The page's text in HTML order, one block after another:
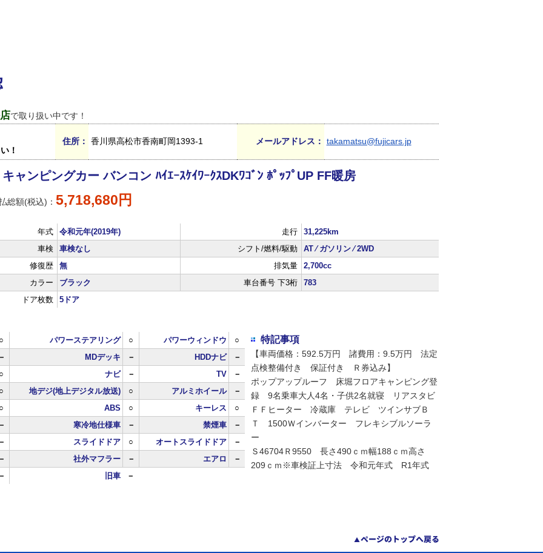
で取り扱い中です！
！
住所： 香川県高松市香南町岡1393-1 メールアドレス： takamatsu@fujicars.jp
キャンピングカー バンコン ﾊｲｴｰｽｹｲﾜｰｸｽDKﾜｺﾞﾝ ﾎﾟｯﾌﾟUP FF暖房
総額(税込)： 5,718,680円
年式 令和元年(2019年) 走行
31,225km
車検
車検なし シフト/燃料/駆動
AT ⁄ ガソリン ⁄ 2WD
修復歴
無 排気量
2,700cc
カラー
ブラック 車台番号 下3桁
783
ドア枚数
5ドア
○ パワーステアリング ○ パワーウィンドウ
○
－ MDデッキ － HDDナビ
－
○ ナビ － TV
－
○ 地デジ(地上デジタル放送) ○ アルミホイール
－
○ ABS ○ キーレス
○
－ 寒冷地仕様車 － 禁煙車
－
－ スライドドア ○ オートスライドドア
－
－ 社外マフラー － エアロ
－
－ 旧車 －
特記事項
【車両価格：592.5万円 諸費用：9.5万円 法定
点検整備付き 保証付き Ｒ券込み】
ポップアップルーフ 床堀フロアキャンピング登
録 9名乗車大人4名・子供2名就寝 リアスタビ
ＦＦヒーター 冷蔵庫 テレビ ツインサブＢ
Ｔ 1500Ｗインバーター フレキシブルソーラ
ー
Ｓ46704Ｒ9550 長さ490ｃｍ幅188ｃｍ高さ
209ｃｍ※車検証上寸法 令和元年式 R1年式